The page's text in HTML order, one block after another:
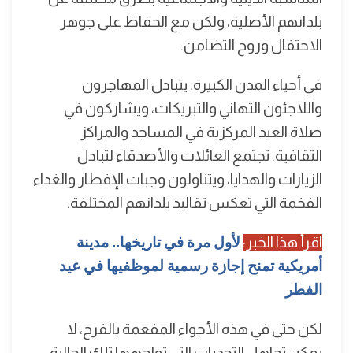
بلدانهم الأصلية، ولكن مع الحفاظ على جوهر
الاحتفال وروح التضامن.
في أحياء المدن الكبيرة، يتبادل المهاجرون
واللاجئون التهاني والتبريكات، ويشاركون في
صلاة العيد المركزية في المساجد والمراكز
الثقافية. تجتمع العائلات والأصدقاء لتبادل
الزيارات والهدايا، ويتناولون وجبات الإفطار والغداء
الفخمة التي تعكس تقاليد بلدانهم المختلفة.
اقرأ هذا الخبر: لأول مرة في تاريخها.. مدينة
أمريكية تمنح إجازة رسمية لموظفيها في عيد
الفطر
لكن حتى في هذه الأجواء المفعمة بالفرح، لا